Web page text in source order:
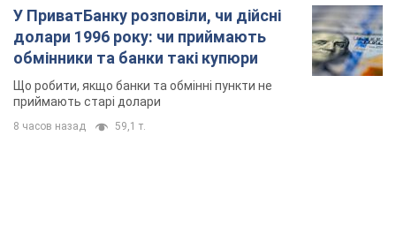
TOP NEWS